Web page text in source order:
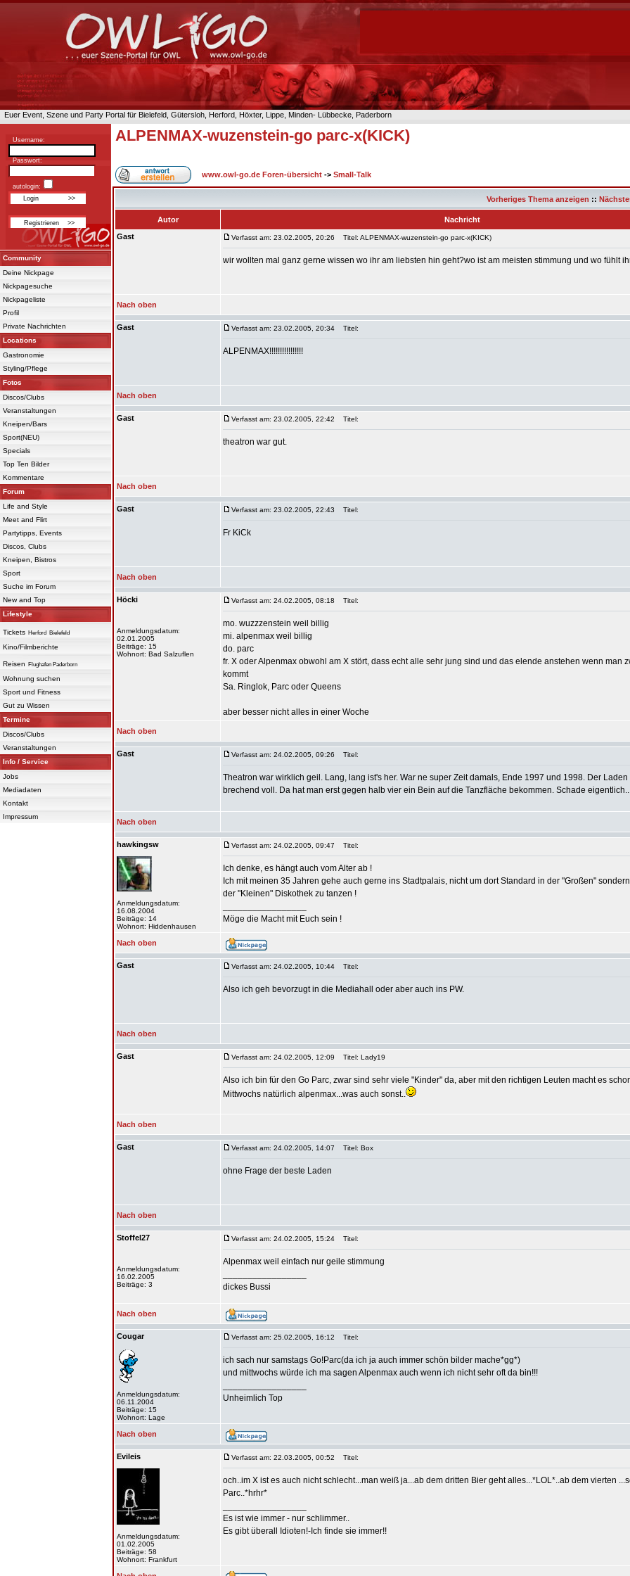
Euer Event, Szene und Party Portal für Bielefeld, Gütersloh, Herford, Höxter, Lippe, Minden- Lübbecke, Paderborn
Username:
Passwort:
autologin:
Community
Deine Nickpage
Nickpagesuche
Nickpageliste
Profil
Private Nachrichten
Locations
Gastronomie
Styling/Pflege
Fotos
Discos/Clubs
Veranstaltungen
Kneipen/Bars
Sport(NEU)
Specials
Top Ten Bilder
Kommentare
Forum
Life and Style
Meet and Flirt
Partytipps, Events
Discos, Clubs
Kneipen, Bistros
Sport
Suche im Forum
New and Top
Lifestyle
Tickets Herford Bielefeld
Kino/Filmberichte
Reisen Flughafen Paderborn
Wohnung suchen
Sport und Fitness
Gut zu Wissen
Termine
Discos/Clubs
Veranstaltungen
Info / Service
Jobs
Mediadaten
Kontakt
Impressum
ALPENMAX-wuzenstein-go parc-x(KICK)
www.owl-go.de Foren-übersicht -> Small-Talk
Vorheriges Thema anzeigen ::
Autor
Nachricht
Gast
Verfasst am: 23.02.2005, 20:26 Titel: ALPENMAX-wuzenstein-go parc-x(KICK)
wir wollten mal ganz gerne wissen wo ihr am liebsten hin geht?wo ist am meisten stimmung und wo fühlt
Nach oben
Gast Verfasst am: 23.02.2005, 20:34 Titel:
ALPENMAX!!!!!!!!!!!!!!!!
Nach oben
Gast Verfasst am: 23.02.2005, 22:42 Titel:
theatron war gut.
Nach oben
Gast Verfasst am: 23.02.2005, 22:43 Titel:
Fr KiCk
Nach oben
Höcki
Anmeldungsdatum:
02.01.2005
Beiträge: 15
Wohnort: Bad Salzuflen
Verfasst am: 24.02.2005, 08:18 Titel:
mo. wuzzzenstein weil billig
mi. alpenmax weil billig
do. parc
fr. X oder Alpenmax obwohl am X stört, dass echt alle sehr jung sind und das elende anstehen wenn man
kommt
Sa. Ringlok, Parc oder Queens
aber besser nicht alles in einer Woche
Nach oben
Gast Verfasst am: 24.02.2005, 09:26 Titel:
Theatron war wirklich geil. Lang, lang ist's her. War ne super Zeit damals, Ende 1997 und 1998. Der
brechend voll. Da hat man erst gegen halb vier ein Bein auf die Tanzfläche bekommen. Schade
Nach oben
hawkingsw
Anmeldungsdatum:
16.08.2004
Beiträge: 14
Wohnort: Hiddenhausen
Verfasst am: 24.02.2005, 09:47 Titel:
Ich denke, es hängt auch vom Alter ab !
Ich mit meinen 35 Jahren gehe auch gerne ins Stadtpalais, nicht um dort Standard in der "Großen"
der "Kleinen" Diskothek zu tanzen !
Möge die Macht mit Euch sein !
Nach oben
Gast Verfasst am: 24.02.2005, 10:44 Titel:
Also ich geh bevorzugt in die Mediahall oder aber auch ins PW.
Nach oben
Gast Verfasst am: 24.02.2005, 12:09 Titel: Lady19
Also ich bin für den Go Parc, zwar sind sehr viele "Kinder" da, aber mit den richtigen Leuten macht es
Mittwochs natürlich alpenmax...was auch sonst..
Nach oben
Gast Verfasst am: 24.02.2005, 14:07 Titel: Box
ohne Frage der beste Laden
Nach oben
Stoffel27
Anmeldungsdatum:
16.02.2005
Beiträge: 3
Verfasst am: 24.02.2005, 15:24 Titel:
Alpenmax weil einfach nur geile stimmung
dickes Bussi
Nach oben
Cougar
Anmeldungsdatum:
06.11.2004
Beiträge: 15
Wohnort: Lage
Verfasst am: 25.02.2005, 16:12 Titel:
ich sach nur samstags Go!Parc(da ich ja auch immer schön bilder mache*gg*)
und mittwochs würde ich ma sagen Alpenmax auch wenn ich nicht sehr oft da bin!!!
Unheimlich Top
Nach oben
Evileis
Anmeldungsdatum:
01.02.2005
Beiträge: 58
Wohnort: Frankfurt
Verfasst am: 22.03.2005, 00:52 Titel:
och..im X ist es auch nicht schlecht...man weiß ja...ab dem dritten Bier geht alles...*LOL*..ab dem vierten
Parc..*hrhr*
Es ist wie immer - nur schlimmer..
Es gibt überall Idioten!-Ich finde sie immer!!